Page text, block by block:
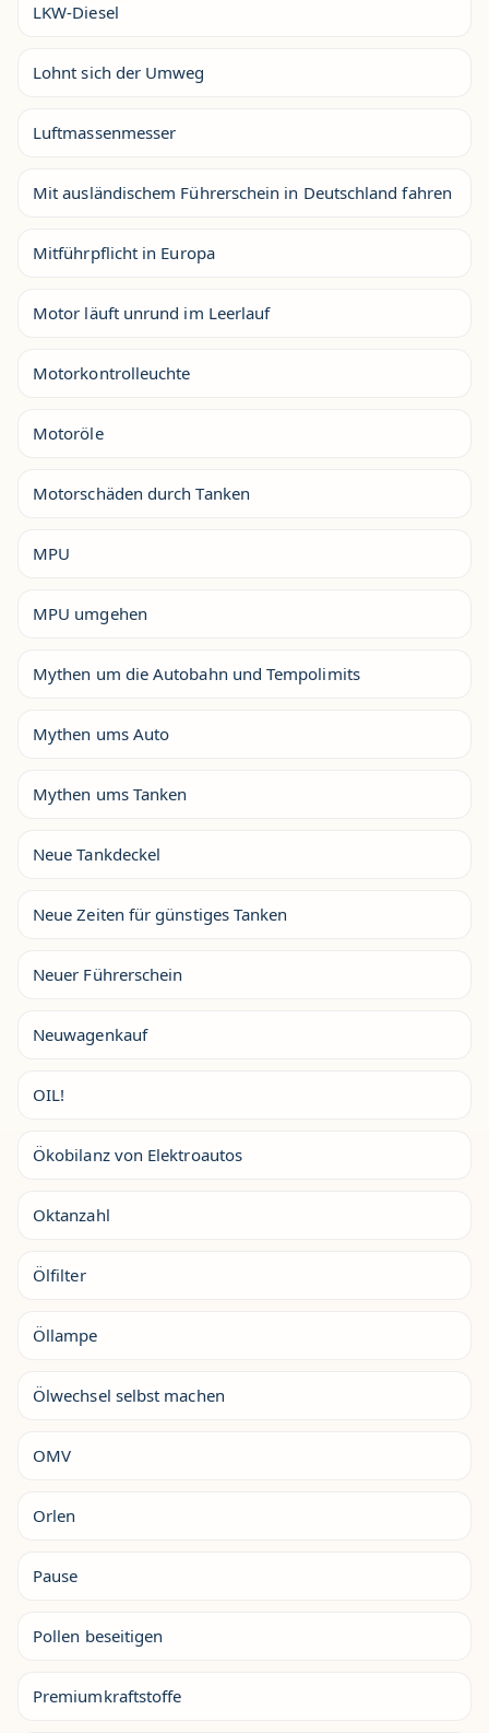
LKW-Diesel
Lohnt sich der Umweg
Luftmassenmesser
Mit ausländischem Führerschein in Deutschland fahren
Mitführpflicht in Europa
Motor läuft unrund im Leerlauf
Motorkontrolleuchte
Motoröle
Motorschäden durch Tanken
MPU
MPU umgehen
Mythen um die Autobahn und Tempolimits
Mythen ums Auto
Mythen ums Tanken
Neue Tankdeckel
Neue Zeiten für günstiges Tanken
Neuer Führerschein
Neuwagenkauf
OIL!
Ökobilanz von Elektroautos
Oktanzahl
Ölfilter
Öllampe
Ölwechsel selbst machen
OMV
Orlen
Pause
Pollen beseitigen
Premiumkraftstoffe